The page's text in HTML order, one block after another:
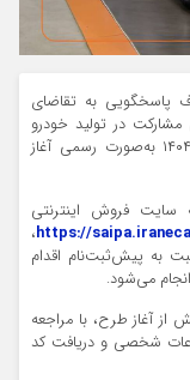
پاسخگویی به تقاضای
در تولید خودرو
«پارس نوآ» را از ساعت ۱۴ روز سه‌شنبه ۲۲ مهر ۱۴۰۴ به‌صورت رسمی آغاز
سایت فروش اینترنتی
https://،
به پیش‌ثبت‌نام اقدام
می‌شود.
از آغاز طرح، با مراجعه
شخصی و دریافت کد